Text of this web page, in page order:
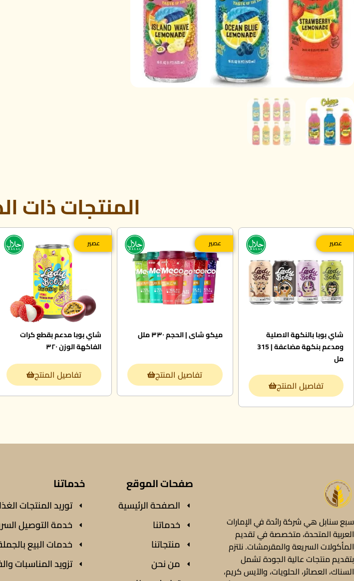
المنتجات ذات
عصير
شاي بوبا بالنكهة الاصلية
ومدعم بنكهة مضاعفة | 315
مل
تفاصيل المنتج
عصير
ميكو شاى | الحجم ٣٣٠ ملل
تفاصيل المنتج
عصير
شاي بوبا مدعم بقطع كرات
الفاكهة الوزن ٣٢٠
تفاصيل المنتج
سبع سنابل هي شركة رائدة في الإمارات
العربية المتحدة، متخصصة في تقديم
المأكولات السريعة والمقرمشات. نلتزم
بتقديم منتجات عالية الجودة تشمل
السناك، العصائر، الحلويات، والآيس كريم،
صفحات الموقع
الصفحة الرئيسية
خدماتنا
منتجاتنا
من نحن
خدماتنا
توريد المنتجات
خدمة التوصيل
خدمات البيع
تزويد المناسبات